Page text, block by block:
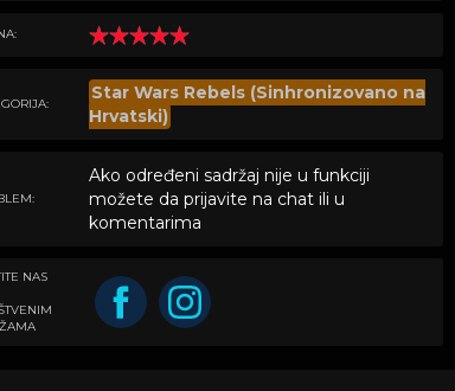
Star Wars Rebels (Sinhronizovano na
Hrvatski)
Ako određeni sadržaj nije u funkciji
možete da prijavite na chat ili u
komentarima
NAS